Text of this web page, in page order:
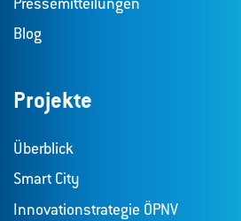
Blog
Projekte
Überblick
Smart City
Innovationstrategie ÖPNV